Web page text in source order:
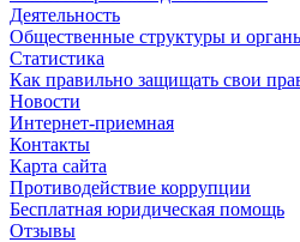
Деятельность
Общественные структуры и
Статистика
Как правильно защищать свои
Новости
Интернет-приемная
Контакты
Карта сайта
Противодействие коррупции
Бесплатная юридическая помощь
Отзывы